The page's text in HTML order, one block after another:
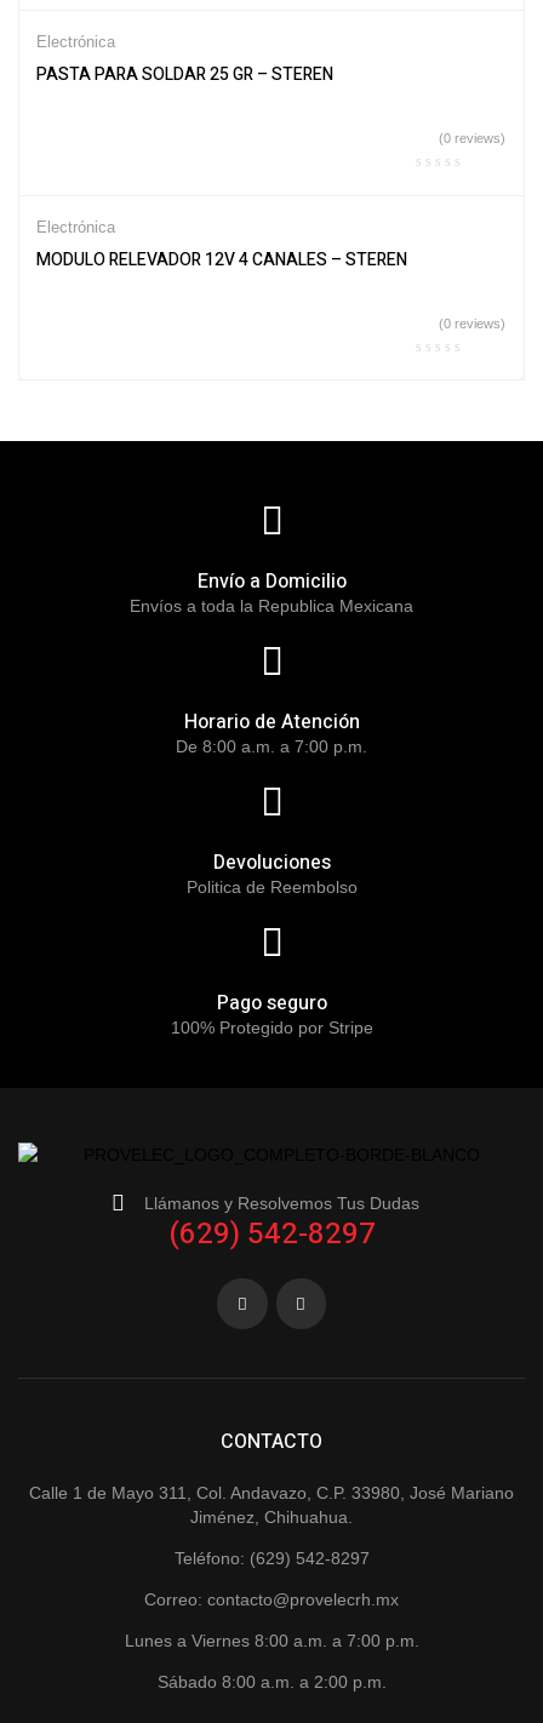
Electrónica
PASTA PARA SOLDAR 25 GR – STEREN
(0 reviews)
Electrónica
MODULO RELEVADOR 12V 4 CANALES – STEREN
(0 reviews)
Envío a Domicilio
Envíos a toda la Republica Mexicana
Horario de Atención
De 8:00 a.m. a 7:00 p.m.
Devoluciones
Politica de Reembolso
Pago seguro
100% Protegido por Stripe
Llámanos y Resolvemos Tus Dudas
(629) 542-8297
CONTACTO
Calle 1 de Mayo 311, Col. Andavazo, C.P. 33980, José Mariano
Jiménez, Chihuahua.
Teléfono: (629) 542-8297
Correo: contacto@provelecrh.mx
Lunes a Viernes 8:00 a.m. a 7:00 p.m.
Sábado 8:00 a.m. a 2:00 p.m.